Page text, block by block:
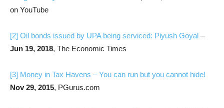
on YouTube
[2] Oil bonds issued by UPA being serviced: Piyush Goyal –
Jun 19, 2018, The Economic Times
[3] Money in Tax Havens – You can run but you cannot hide!
Nov 29, 2015, PGurus.com